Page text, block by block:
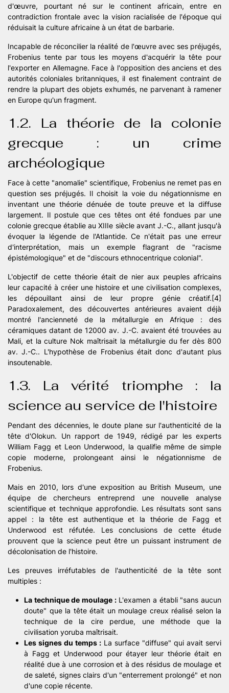
d'œuvre, pourtant né sur le continent africain, entre en
contradiction frontale avec la vision racialisée de l'époque qui
réduisait la culture africaine à un état de barbarie.
Incapable de réconcilier la réalité de l'œuvre avec ses préjugés,
Frobenius tente par tous les moyens d'acquérir la tête pour
l'exporter en Allemagne. Face à l'opposition des anciens et des
autorités coloniales britanniques, il est finalement contraint de
rendre la plupart des objets exhumés, ne parvenant à ramener
en Europe qu'un fragment.
1.2. La théorie de la colonie
grecque : un crime
archéologique
Face à cette "anomalie" scientifique, Frobenius ne remet pas en
question ses préjugés. Il choisit la voie du négationnisme en
inventant une théorie dénuée de toute preuve et la diffuse
largement. Il postule que ces têtes ont été fondues par une
colonie grecque établie au XIIIe siècle avant J.-C., allant jusqu'à
évoquer la légende de l'Atlantide. Ce n'était pas une erreur
d'interprétation, mais un exemple flagrant de "racisme
épistémologique" et de "discours ethnocentrique colonial".
L'objectif de cette théorie était de nier aux peuples africains
leur capacité à créer une histoire et une civilisation complexes,
les dépouillant ainsi de leur propre génie créatif.[4]
Paradoxalement, des découvertes antérieures avaient déjà
montré l'ancienneté de la métallurgie en Afrique : des
céramiques datant de 12000 av. J.-C. avaient été trouvées au
Mali, et la culture Nok maîtrisait la métallurgie du fer dès 800
av. J.-C.. L'hypothèse de Frobenius était donc d'autant plus
insoutenable.
1.3. La vérité triomphe : la
science au service de l'histoire
Pendant des décennies, le doute plane sur l'authenticité de la
tête d'Olokun. Un rapport de 1949, rédigé par les experts
William Fagg et Leon Underwood, la qualifie même de simple
copie moderne, prolongeant ainsi le négationnisme de
Frobenius.
Mais en 2010, lors d'une exposition au British Museum, une
équipe de chercheurs entreprend une nouvelle analyse
scientifique et technique approfondie. Les résultats sont sans
appel : la tête est authentique et la théorie de Fagg et
Underwood est réfutée. Les conclusions de cette étude
prouvent que la science peut être un puissant instrument de
décolonisation de l'histoire.
Les preuves irréfutables de l'authenticité de la tête sont
multiples :
La technique de moulage :L'examen a établi "sans aucun
doute" que la tête était un moulage creux réalisé selon la
technique de la cire perdue, une méthode que la
civilisation yoruba maîtrisait.
Les signes du temps : La surface "diffuse" qui avait servi
à Fagg et Underwood pour étayer leur théorie était en
réalité due à une corrosion et à des résidus de moulage et
de saleté, signes clairs d'un "enterrement prolongé" et non
d'une copie récente.